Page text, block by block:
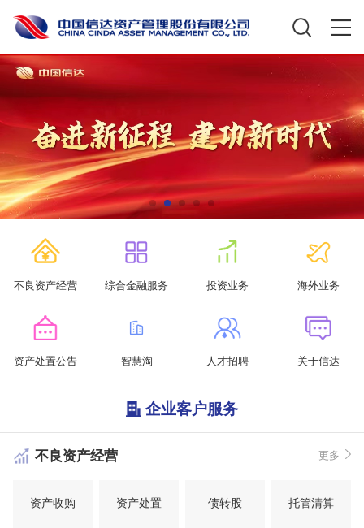
不良资产经营 综合金融服务 投资业务 海外业务
资产处置公告 智慧淘 人才招聘 关于信达
企业客户服务
不良资产经营 更多
资产收购 资产处置 债转股 托管清算